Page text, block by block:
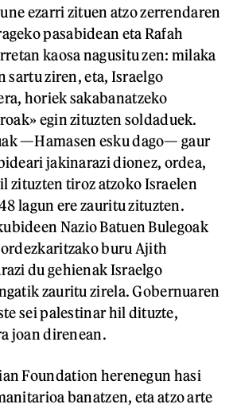
ezarri zituen atzo zerrendaren
pasabidean eta Rafah
kaosa nagusitu zen: milaka
sartu ziren, eta, Israelgo
horiek sakabanatzeko
egin zituzten soldaduek.
—Hamasen esku dago— gaur
jakinarazi dionez, ordea,
zituzten tiroz atzoko Israelen
lagun ere zauritu zituzten.
Nazio Batuen Bulegoak
buru Ajith
du gehienak Israelgo
zauritu zirela. Gobernuaren
sei palestinar hil dituzte,
joan direnean.
Foundation herenegun hasi
banatzen, eta atzo arte